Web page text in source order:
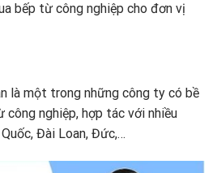
bếp từ công nghiệp cho đơn vị
là một trong những công ty có bề
công nghiệp, hợp tác với nhiều
Đài Loan, Đức,…